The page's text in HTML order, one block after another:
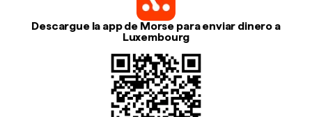
Descargue la app de Morse para enviar dinero a
Luxembourg